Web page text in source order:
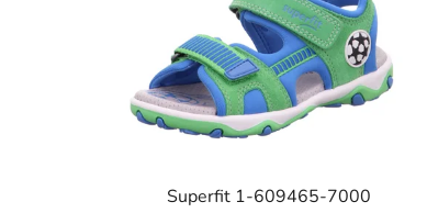
Superfit 1-609465-7000